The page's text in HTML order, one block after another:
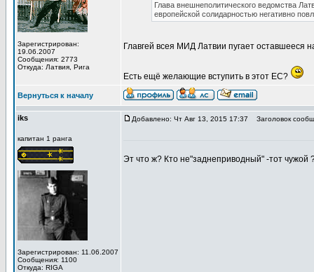
Зарегистрирован:
19.06.2007
Сообщения: 2773
Откуда: Латвия, Рига
Глава внешнеполитического ведомства
европейской солидарностью негативно
Главгей всея МИД Латвии пугает оставшееся
Есть ещё желающие вступить в этот ЕС?
Вернуться к началу
iks
капитан 1 ранга
Зарегистрирован: 11.06.2007
Сообщения: 1100
Откуда: RIGA
Добавлено: Чт Авг 13, 2015 17:37 Заголовок
Эт что ж? Кто не"заднеприводный" -тот чужой